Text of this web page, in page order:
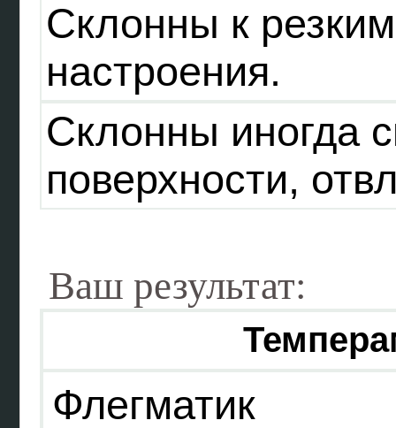
Склонны к
настроения.
Склонны иногда
поверхности,
Ваш результат:
Флегматик